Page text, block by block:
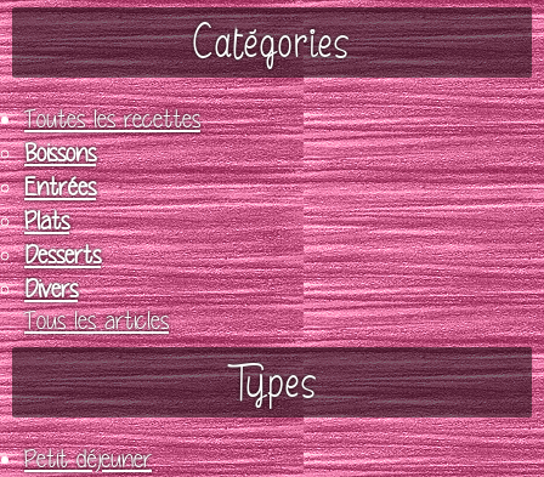
Catégories
Toutes les recettes
Boissons
Entrées
Plats
Desserts
Divers
Tous les articles
Types
Petit déjeuner